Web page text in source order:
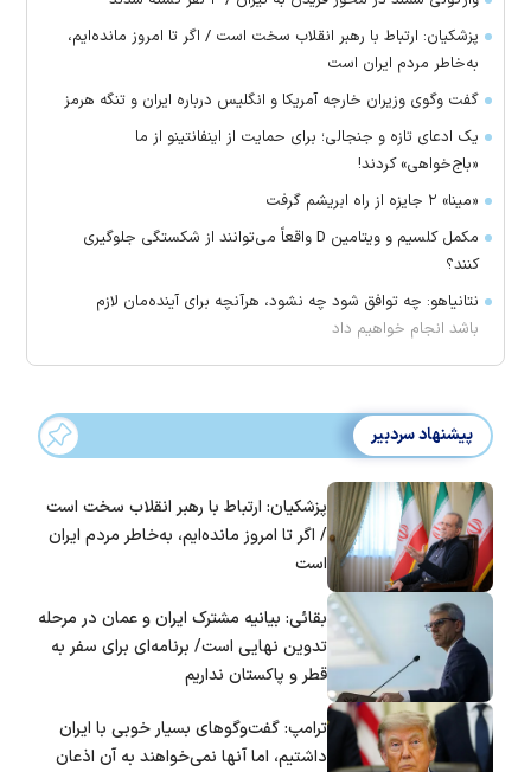
پزشکیان: ارتباط با رهبر انقلاب سخت است / اگر تا امروز مانده‌ایم،
به‌خاطر مردم ایران است
گفت وگوی وزیران خارجه آمریکا و انگلیس درباره ایران و تنگه هرمز
یک ادعای تازه و جنجالی؛ برای حمایت از اینفانتینو از ما
«باج‌خواهی» کردند!
«مینا» ۲ جایزه از راه ابریشم گرفت
مکمل کلسیم و ویتامین D واقعاً می‌توانند از شکستگی جلوگیری
کنند؟
نتانیاهو: چه توافق شود چه نشود، هرآنچه برای آینده‌مان لازم
باشد انجام خواهیم داد
پیشنهاد سردبیر
پزشکیان: ارتباط با رهبر انقلاب سخت است
/ اگر تا امروز مانده‌ایم، به‌خاطر مردم ایران
است
بقائی: بیانیه مشترک ایران و عمان در مرحله
تدوین نهایی است/ برنامه‌ای برای سفر به
قطر و پاکستان نداریم
ترامپ: گفت‌و‌گو‌های بسیار خوبی با ایران
داشتیم، اما آنها نمی‌خواهند به آن اذعان